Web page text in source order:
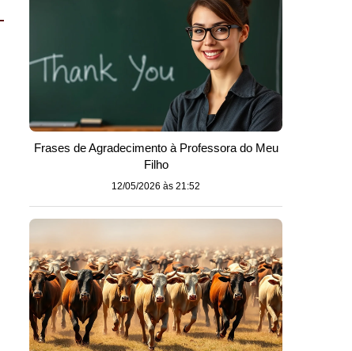
Frases de Agradecimento à Professora do Meu
Filho
12/05/2026 às 21:52